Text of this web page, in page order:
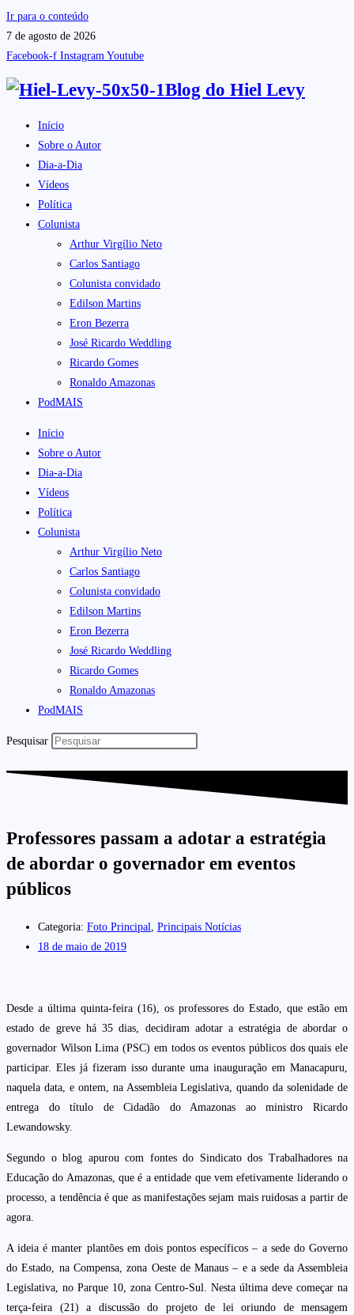
Ir para o conteúdo
7 de agosto de 2026
Facebook-f Instagram Youtube
Blog do Hiel Levy
Início
Sobre o Autor
Dia-a-Dia
Vídeos
Política
Colunista
Arthur Virgílio Neto
Carlos Santiago
Colunista convidado
Edilson Martins
Eron Bezerra
José Ricardo Weddling
Ricardo Gomes
Ronaldo Amazonas
PodMAIS
Início
Sobre o Autor
Dia-a-Dia
Vídeos
Política
Colunista
Arthur Virgílio Neto
Carlos Santiago
Colunista convidado
Edilson Martins
Eron Bezerra
José Ricardo Weddling
Ricardo Gomes
Ronaldo Amazonas
PodMAIS
Pesquisar
Professores passam a adotar a estratégia
de abordar o governador em eventos
públicos
Categoria: Foto Principal, Principais Notícias
18 de maio de 2019
Desde a última quinta-feira (16), os professores do Estado, que estão em
estado de greve há 35 dias, decidiram adotar a estratégia de abordar o
governador Wilson Lima (PSC) em todos os eventos públicos dos quais ele
participar. Eles já fizeram isso durante uma inauguração em Manacapuru,
naquela data, e ontem, na Assembleia Legislativa, quando da solenidade de
entrega do título de Cidadão do Amazonas ao ministro Ricardo
Lewandowsky.
Segundo o blog apurou com fontes do Sindicato dos Trabalhadores na
Educação do Amazonas, que é a entidade que vem efetivamente liderando o
processo, a tendência é que as manifestações sejam mais ruidosas a partir de
agora.
A ideia é manter plantões em dois pontos específicos – a sede do Governo
do Estado, na Compensa, zona Oeste de Manaus – e a sede da Assembleia
Legislativa, no Parque 10, zona Centro-Sul. Nesta última deve começar na
terça-feira (21) a discussão do projeto de lei oriundo de mensagem